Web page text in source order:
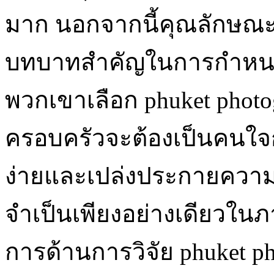
มาก นอกจากนี้คุณลักษณ
บทบาทสำคัญในการกำห
พวกเขาเลือก phuket
ครอบครัวจะต้องเป็นคนใ
ง่ายและเปล่งประกายคว
จำเป็นเพียงอย่างเดียวใ
การด้านการวิจัย phuket